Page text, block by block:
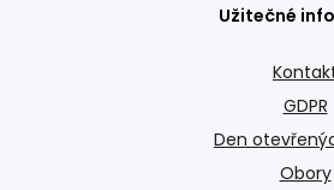
Užitečné
GDPR
Den
Obory